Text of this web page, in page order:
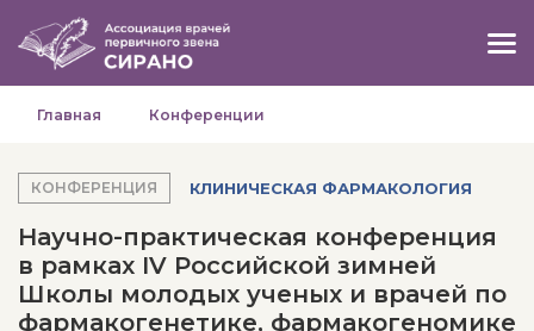
Главная Конференции
КОНФЕРЕНЦИЯ КЛИНИЧЕСКАЯ ФАРМАКОЛОГИЯ
Научно-практическая конференция
в рамках IV Российской зимней
Школы молодых ученых и врачей по
фармакогенетике, фармакогеномике